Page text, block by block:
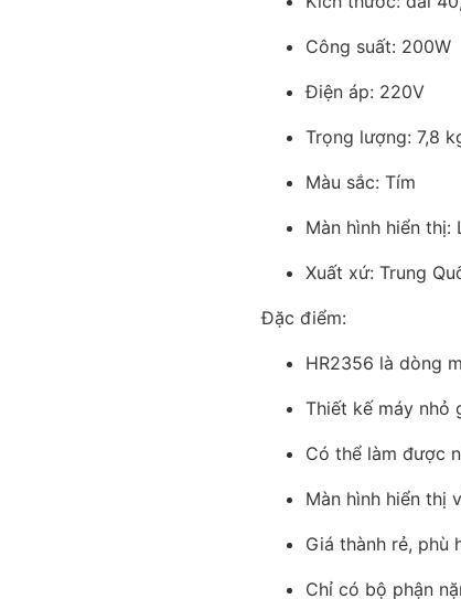
Công suất: 200W
Điện áp: 220V
Trọng lượng: 7,8
Màu sắc: Tím
Màn hình hiển thị:
Xuất xứ: Trung
Đặc điểm:
HR2356 là dòng
Thiết kế máy nhỏ
Có thể làm được
Màn hình hiển thị
Giá thành rẻ, phù
Chỉ có bộ phận